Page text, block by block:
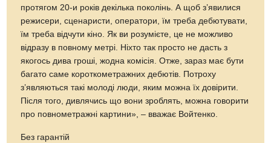
протягом 20-и років декілька поколінь. А щоб з’явилися
режисери, сценаристи, оператори, їм треба дебютувати,
їм треба відчути кіно. Як ви розумієте, це не можливо
відразу в повному метрі. Ніхто так просто не дасть з
якогось дива гроші, жодна комісія. Отже, зараз має бути
багато саме короткометражних дебютів. Потроху
з’являються такі молоді люди, яким можна їх довірити.
Після того, дивлячись що вони зроблять, можна говорити
про повнометражні картини», – вважає Войтенко.
Без гарантій